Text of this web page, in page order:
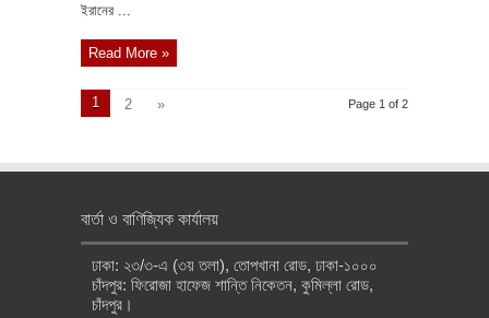
ইরানের ...
Read More »
Page 1 of 2
1 2 »
বার্তা ও বাণিজ্যিক কার্যালয়
ঢাকা: ২৩/৩-এ (৩য় তলা), তোপখানা রোড, ঢাকা-১০০০
চাঁদপুর: ফিরোজা হাফেজ শান্তি নিকেতন, কুমিল্লা রোড,
চাঁদপুর।